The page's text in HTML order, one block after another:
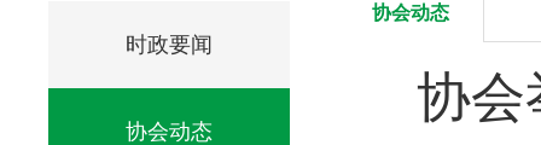
时政要闻
协会动态
协会动态
协会